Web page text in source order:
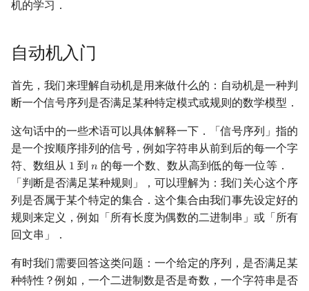
格式手册
镜像站列表
致谢
学习资源
Dev-C++
CLion
Geany
Xcode
Sublime Text
命令行编译与调试
Special Judge
Testlib
Polygon
OJ 工具
LaTeX 入门
Git
文件操作
Lambda 表达式
pb_ds
编译优化
C++ 与其他常用语言的区别
Java 速成
Java 进阶
递归 & 分治
归并排序
堆排序
桶排序
希尔排序
Tim 排序
前缀和 & 差分
二分
倍增
构造
启发式搜索
IDA*
回溯法
Dancing Links
Alpha–Beta 剪枝
优化
区间 DP
状压 DP
数位 DP
插头 DP
计数 DP
动态 DP
概率 DP
字符串哈希
Boyer–Moore 算法
Z 函数（扩展 KMP）
AC 自动机
后缀数组 (SA)
后缀自动机 (SAM)
后缀平衡树
二进制集合操作
置换和排列
弧度制与坐标系
复数
数论
裴蜀定理 & 一次不定方程
费马小定理 & 欧拉定理
模逆元
线性同余方程
升幂引理
多项式与生成函数
多项式多点求值|快速插值
多项式初等函数
常系数齐次线性递推
多项式平移|连续点值平移
Lagrange 反演
组合数学
贝尔数
伯努利数
Entringer Number
Eulerian Number
范德蒙德卷积
线性基
线性映射
特征多项式
对角化
哈希表
块状数据结构
单调栈
单调队列
ST 表
树状数组
线段树
AVL 树
红黑树
左偏红黑树
AA 树
BFS（图论）
虚树
树分治
动态树分治
AHU 算法
树上随机游走
拓扑排序
最短路问题
生成树问题
斯坦纳树
拆点
连通性相关
Pick 定理
扫描线
旋转卡壳
半平面交
平面最近点对
随机增量法
反演变换
莫队配合 bitset
计算 DFA 与 NFA 的时间复杂
正则表达式与正则语言
正则表达式
正则语言
Myhill–Nerode 定理
例题
习题
DFA 最小化
机的学习．
自动机入门
首先，我们来理解自动机是用来做什么的：自动机是一种判
断一个信号序列是否满足某种特定模式或规则的数学模型．
这句话中的一些术语可以具体解释一下．「信号序列」指的
是一个按顺序排列的信号，例如字符串从前到后的每一个字
符、数组从 1
1 到 𝑛
n 的每一个数、数从高到低的每一位等．
「判断是否满足某种规则」，可以理解为：我们关心这个序
列是否属于某个特定的集合．这个集合由我们事先设定好的
规则来定义，例如「所有长度为偶数的二进制串」或「所有
回文串」．
有时我们需要回答这类问题：一个给定的序列，是否满足某
种特性？例如，一个二进制数是否是奇数，一个字符串是否